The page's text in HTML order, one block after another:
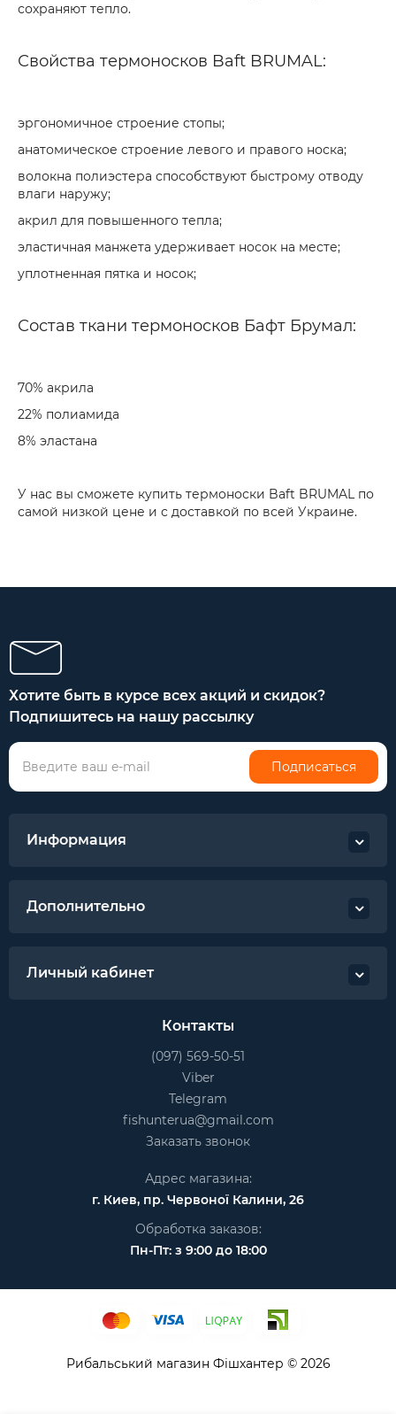
сохраняют тепло.
Свойства термоносков Baft BRUMAL:
эргономичное строение стопы;
анатомическое строение левого и правого носка;
волокна полиэстера способствуют быстрому отводу
влаги наружу;
акрил для повышенного тепла;
эластичная манжета удерживает носок на месте;
уплотненная пятка и носок;
Состав ткани термоносков Бафт Брумал:
70% акрила
22% полиамида
8% эластана
У нас вы сможете купить термоноски Baft BRUMAL по
самой низкой цене и с доставкой по всей Украине.
Хотите быть в курсе всех акций и скидок?
Подпишитесь на нашу рассылку
Подписаться
Информация
Дополнительно
Личный кабинет
Контакты
(097) 569-50-51
Viber
Telegram
fishunterua@gmail.com
Заказать звонок
Адрес магазина:
г. Киев, пр. Червоної Калини, 26
Обработка заказов:
Пн-Пт: з 9:00 до 18:00
Рибальський магазин Фішхантер © 2026